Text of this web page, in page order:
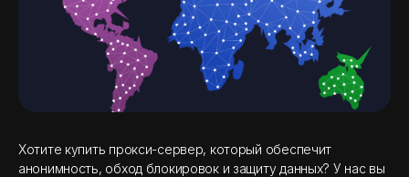
Хотите купить прокси-сервер, который обеспечит
анонимность, обход блокировок и защиту данных? У нас вы